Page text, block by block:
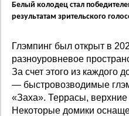
Белый колодец стал
результатам зрительского
Глэмпинг был открыт в
разноуровневое
За счет этого из каждого
— быстровозводимые
«Заха». Террасы,
Некоторые домики